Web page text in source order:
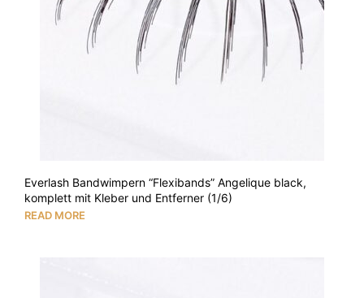
Everlash Bandwimpern “Flexibands” Angelique black,
komplett mit Kleber und Entferner (1/6)
READ MORE